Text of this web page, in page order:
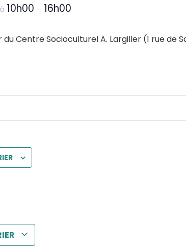
à 10h00 – 16h00
Centre Socioculturel A. Largiller (1 rue de